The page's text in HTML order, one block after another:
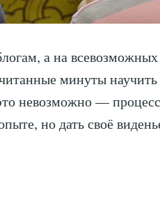
а на всевозможных
минуты научить
невозможно —
но дать своё